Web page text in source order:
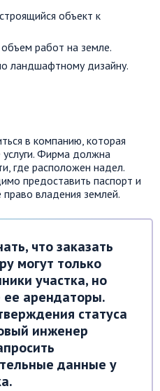
объект к
работ на земле.
ландшафтному дизайну.
в компанию, которая
услуги. Фирма должна
где расположен надел.
предоставить паспорт и
владения землей.
что заказать
могут только
участка, но
ее арендаторы.
статуса
инженер
данные у